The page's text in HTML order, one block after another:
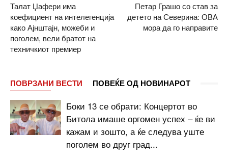
Талат Џафери има
коефициент на интелегенција
како Ајнштајн, можеби и
поголем, вели братот на
техничкиот премиер
Петар Грашо со став за
детето на Северина: ОВА
мора да го направите
ПОВРЗАНИ ВЕСТИ ПОВЕЌЕ ОД НОВИНАРОТ
Боки 13 се обрати: Концертот во
Битола имаше оргомен успех – ќе ви
кажам и зошто, а ќе следува уште
поголем во друг град...